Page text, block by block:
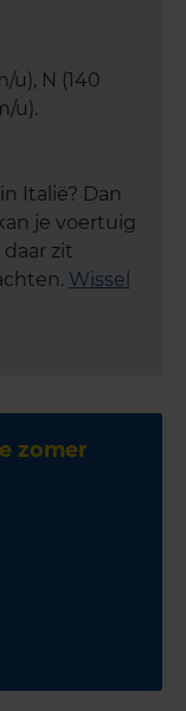
u), N (140
u).
Italië? Dan
je voertuig
zit
Wissel
zomer